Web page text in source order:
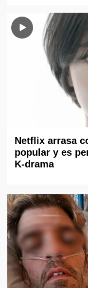
Netflix arrasa
popular y es
K-drama